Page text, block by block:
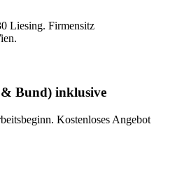
Liesing. Firmensitz
.
Bund) inklusive
Kostenloses Angebot